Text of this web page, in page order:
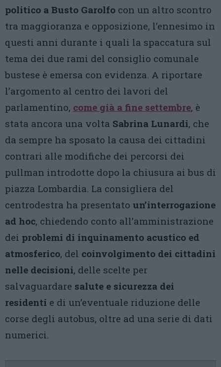
politico a Busto Garolfo con un altro scontro
tra maggioranza e opposizione, l’ennesimo in
questi anni durante i quali la spaccatura sul
tema dei due rami del consiglio comunale
bustese è emersa con evidenza. A riportare
l’argomento al centro dei lavori del
parlamentino, come già a fine settembre, è
stata ancora una volta Sabrina Lunardi, che
da sempre ha sposato la causa dei cittadini
contrari alle modifiche dei percorsi dei
pullman introdotte dopo la chiusura ai bus di
piazza Lombardia. La consigliera del
centrodestra ha presentato un’interrogazione
ad hoc, chiedendo conto all’amministrazione
dei problemi di inquinamento acustico ed
atmosferico, del coinvolgimento dei cittadini
nelle decisioni, delle scelte per
salvaguardare salute e sicurezza dei
residenti e di un’eventuale riduzione delle
corse degli autobus, oltre ad una serie di dati
numerici.